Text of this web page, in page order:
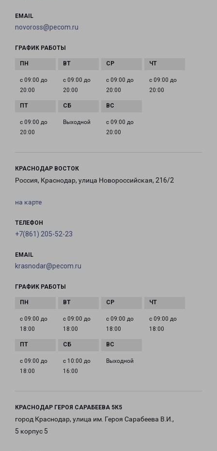
EMAIL
novoross@pecom.ru
ГРАФИК РАБОТЫ
с 09:00 до
20:00
с 09:00 до
20:00
с 09:00 до
20:00
с 09:00 до
20:00
с 09:00 до
20:00
Выходной
с 09:00 до
20:00
КРАСНОДАР ВОСТОК
Россия, Краснодар, улица Новороссийская, 216/2
на карте
ТЕЛЕФОН
+7(861) 205-52-23
EMAIL
krasnodar@pecom.ru
ГРАФИК РАБОТЫ
с 09:00 до
18:00
с 09:00 до
18:00
с 09:00 до
18:00
с 09:00 до
18:00
с 09:00 до
18:00
с 10:00 до
16:00
Выходной
КРАСНОДАР ГЕРОЯ САРАБЕЕВА 5К5
город Краснодар, улица им. Героя Сарабеева В.И.,
5 корпус 5